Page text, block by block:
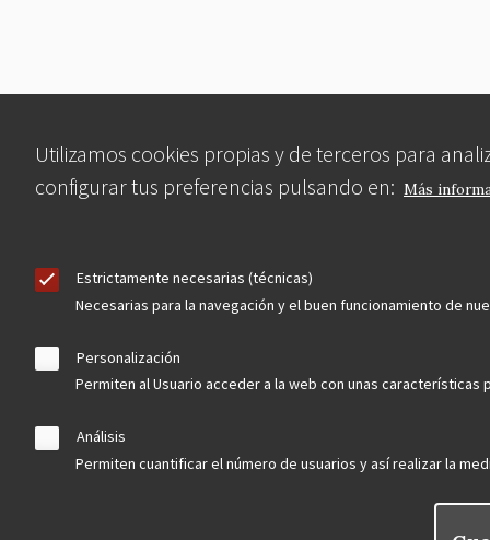
Utilizamos cookies propias y de terceros para
configurar tus preferencias pulsando en: Más
Estrictamente necesarias (técnicas)
Necesarias para la navegación y el buen funcionamiento de
Personalización
Permiten al Usuario acceder a la web con unas
Análisis
Permiten cuantificar el número de usuarios y así realizar la